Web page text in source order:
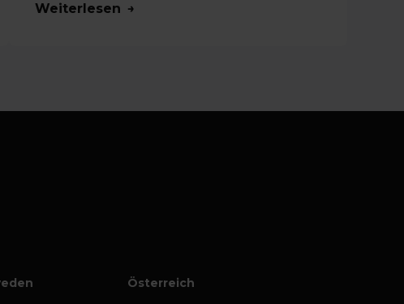
Weiterlesen
Österreich